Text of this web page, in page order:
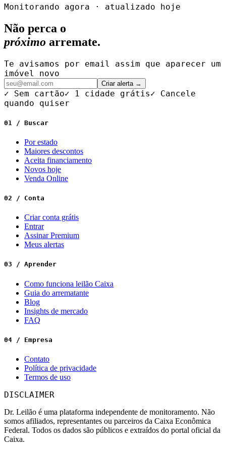
Monitorando agora · atualizado hoje
Não perca o
próximo arremate.
Te avisamos por email assim que aparecer um
imóvel novo
Criar alerta →
✓ Sem cartão✓ 1 cidade grátis✓ Cancele
quando quiser
01 / Buscar
Por estado
Maiores descontos
Aceita financiamento
Novos hoje
Venda Online
02 / Conta
Criar conta grátis
Entrar
Assinar Premium
Meus alertas
03 / Aprender
Como funciona leilão Caixa
Guia do arrematante
Blog
Insights de mercado
FAQ
04 / Empresa
Contato
Política de privacidade
Termos de uso
DISCLAIMER
Dr. Leilão é uma plataforma independente de monitoramento. Não
somos afiliados, representantes ou parceiros da Caixa Econômica
Federal. Todos os dados são públicos e extraídos do portal oficial da
Caixa.